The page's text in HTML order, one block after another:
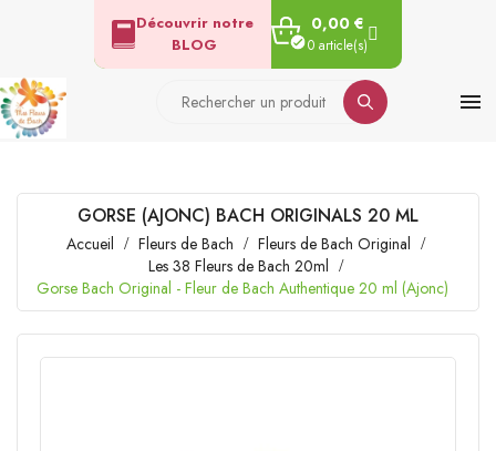
Découvrir notre
BLOG
0,00 €
0 article(s)

GORSE (AJONC) BACH ORIGINALS 20 ML
Accueil Fleurs de Bach
Fleurs de Bach Original
Les 38 Fleurs de Bach 20ml
Gorse Bach Original - Fleur de Bach Authentique 20 ml (Ajonc)